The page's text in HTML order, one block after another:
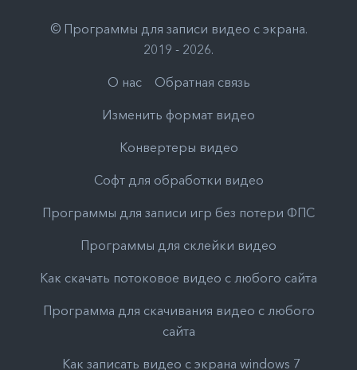
© Программы для записи видео с экрана.
2019 - 2026.
О нас Обратная связь
Изменить формат видео
Конвертеры видео
Софт для обработки видео
Программы для записи игр без потери ФПС
Программы для склейки видео
Как скачать потоковое видео с любого сайта
Программа для скачивания видео с любого
сайта
Как записать видео с экрана windows 7